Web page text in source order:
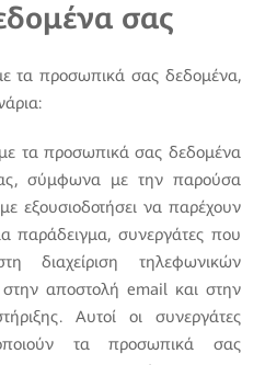
σας
τα προσωπικά σας δεδομένα,
τα προσωπικά σας δεδομένα
σύμφωνα με την παρούσα
εξουσιοδοτήσει να παρέχουν
παράδειγμα, συνεργάτες που
διαχείριση τηλεφωνικών
αποστολή email και στην
Αυτοί οι συνεργάτες
τα προσωπικά σας